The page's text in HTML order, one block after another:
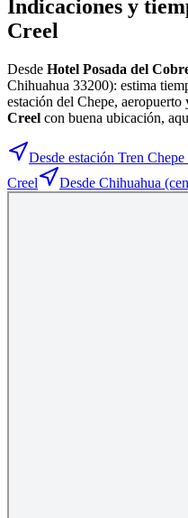
Indicaciones y
Creel
Desde Hotel Posada del
Chihuahua 33200): estima
estación del Chepe,
Creel con buena ubicación,
Desde estación Tren
Creel
Desde Chihuahua